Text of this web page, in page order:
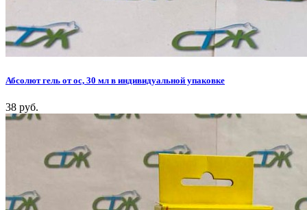
Абсолют гель от ос, 30 мл в индивидуальной упаковке
38 руб.